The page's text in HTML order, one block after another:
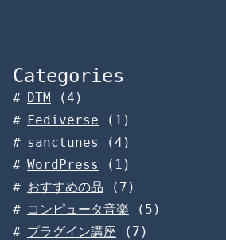
Categories
DTM (4)
Fediverse (1)
sanctunes
(4)
WordPress
(1)
おすすめの品 (7)
コンピュータ音楽 (5)
プラグイン講座 (7)